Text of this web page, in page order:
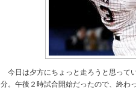
今日は夕方にちょっと走ろうと思って
分。午後２時試合開始だったので、終わ